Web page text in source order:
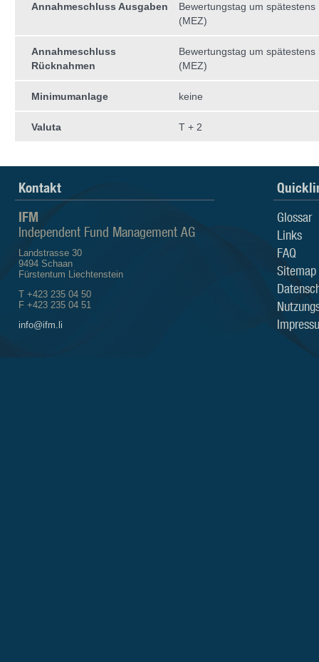
Annahmeschluss Ausgaben
Bewertungstag um spätestens
(MEZ)
Annahmeschluss
Rücknahmen
Bewertungstag um spätestens
(MEZ)
Minimumanlage keine
Valuta T + 2
Kontakt
IFM
Independent Fund Management AG
Landstrasse 30
9494 Schaan
Fürstentum Liechtenstein
T +423 235 04 50
F +423 235 04 51
info@ifm.li
Glossar
Links
FAQ
Sitemap